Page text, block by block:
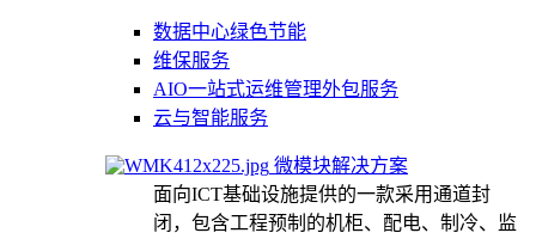
数据中心绿色节能
维保服务
AIO一站式运维管理外包服务
云与智能服务
微模块解决方案
面向ICT基础设施提供的一款采用通道封
闭，包含工程预制的机柜、配电、制冷、监